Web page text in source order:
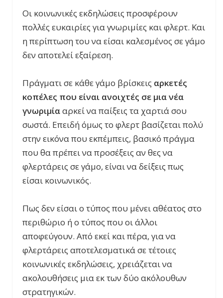
Οι κοινωνικές εκδηλώσεις προσφέρουν
πολλές ευκαιρίες για γνωριμίες και φλερτ. Και
η περίπτωση του να είσαι καλεσμένος σε γάμο
δεν αποτελεί εξαίρεση.
Πράγματι σε κάθε γάμο βρίσκεις αρκετές
κοπέλες που είναι ανοιχτές σε μια νέα
γνωριμίααρκεί να παίξεις τα χαρτιά σου
σωστά. Επειδή όμως το φλερτ βασίζεται πολύ
στην εικόνα που εκπέμπεις, βασικό πράγμα
που θα πρέπει να προσέξεις αν θες να
φλερτάρεις σε γάμο, είναι να δείξεις πως
είσαι κοινωνικός.
Πως δεν είσαι ο τύπος που μένει αθέατος στο
περιθώριο ή ο τύπος που οι άλλοι
αποφεύγουν. Από εκεί και πέρα, για να
φλερτάρεις αποτελεσματικά σε τέτοιες
κοινωνικές εκδηλώσεις, χρειάζεται να
ακολουθήσεις μια εκ των δύο ακόλουθων
στρατηγικών.